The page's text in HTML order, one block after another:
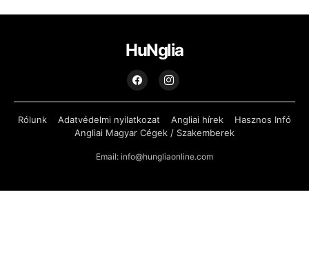
HuNglia
Rólunk Adatvédelmi nyilatkozat Angliai hírek
Hasznos Infó
Angliai Magyar Cégek / Szakemberek
Email: info@hungliaonline.com